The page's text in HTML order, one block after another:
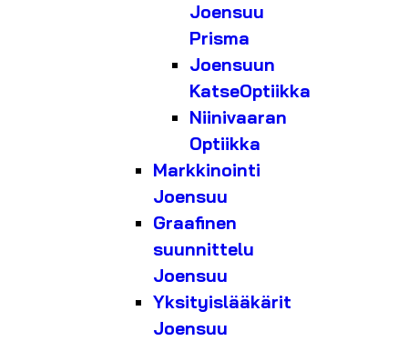
Joensuu
Prisma
Joensuun
KatseOptiikka
Niinivaaran
Optiikka
Markkinointi
Joensuu
Graafinen
suunnittelu
Joensuu
Yksityislääkärit
Joensuu